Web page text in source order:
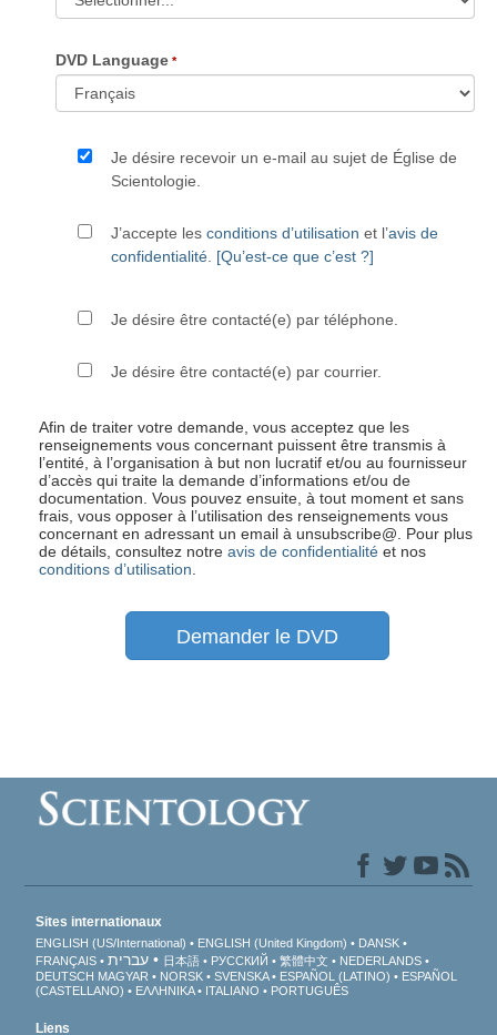
DVD Language
Je désire recevoir un e-mail au sujet de Église de
Scientologie.
J’accepte les conditions d’utilisation et l’avis de
confidentialité. [Qu’est-ce que c’est ?]
Je désire être contacté(e) par téléphone.
Je désire être contacté(e) par courrier.
Afin de traiter votre demande, vous acceptez que les
renseignements vous concernant puissent être transmis à
l’entité, à l’organisation à but non lucratif et/ou au fournisseur
d’accès qui traite la demande d’informations et/ou de
documentation. Vous pouvez ensuite, à tout moment et sans
frais, vous opposer à l’utilisation des renseignements vous
concernant en adressant un email à unsubscribe@. Pour plus
de détails, consultez notre avis de confidentialité et nos
conditions d’utilisation.
Demander le DVD
Sites internationaux
ENGLISH (US/International) ENGLISH (United Kingdom)
DANSK
FRANÇAIS
עברית 日本語 РУССКИЙ 繁體中文
NEDERLANDS
DEUTSCH MAGYAR NORSK SVENSKA ESPAÑOL (LATINO)
ESPAÑOL
(CASTELLANO)
ΕΛΛΗΝΙΚA ITALIANO PORTUGUÊS
Liens